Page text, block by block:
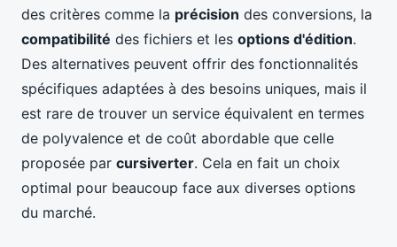
des critères comme la précision des conversions, la
compatibilité des fichiers et les options d'édition.
Des alternatives peuvent offrir des fonctionnalités
spécifiques adaptées à des besoins uniques, mais il
est rare de trouver un service équivalent en termes
de polyvalence et de coût abordable que celle
proposée par cursiverter. Cela en fait un choix
optimal pour beaucoup face aux diverses options
du marché.